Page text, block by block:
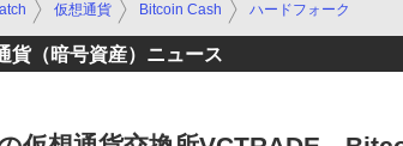
仮想通貨 Bitcoin Cash ハードフォーク
貨（暗号資産）ニュース